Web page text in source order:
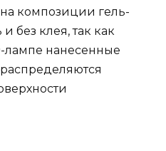
композиции гель-
без клея, так как
лампе нанесенные